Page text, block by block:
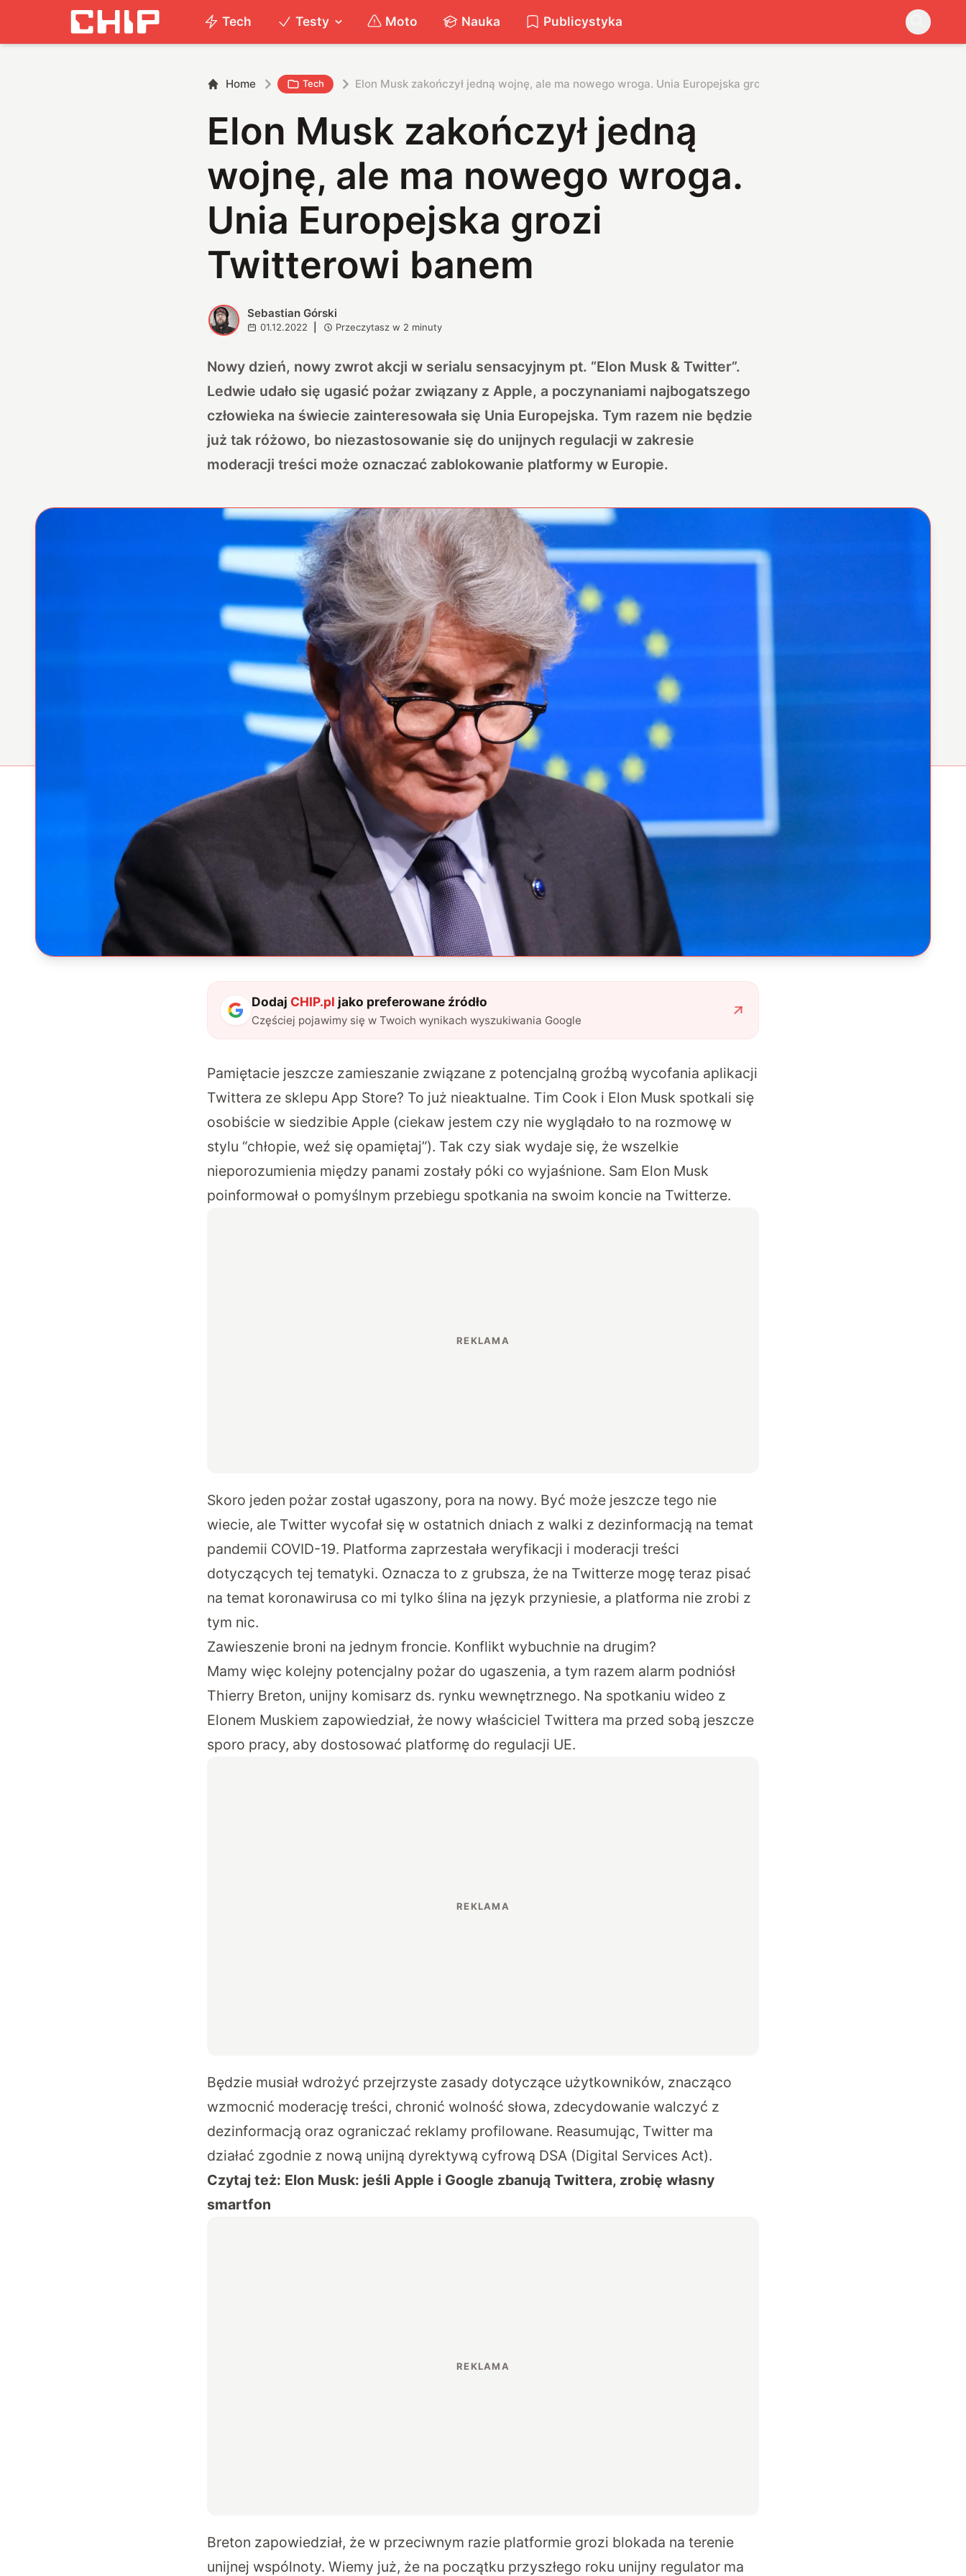
Tech Testy Moto Nauka Publicystyka
Home Tech Elon Musk zakończył jedną wojnę, ale ma nowego wroga. Unia Europejska grozi Twitterowi banem
Elon Musk zakończył jedną
wojnę, ale ma nowego wroga.
Unia Europejska grozi
Twitterowi banem
S Sebastian Górski
01.12.2022 Przeczytasz w 2 minuty
Nowy dzień, nowy zwrot akcji w serialu sensacyjnym pt. “Elon Musk & Twitter”.
Ledwie udało się ugasić pożar związany z Apple, a poczynaniami najbogatszego
człowieka na świecie zainteresowała się Unia Europejska. Tym razem nie będzie
już tak różowo, bo niezastosowanie się do unijnych regulacji w zakresie
moderacji treści może oznaczać zablokowanie platformy w Europie.
Dodaj CHIP.pl jako preferowane źródło
Częściej pojawimy się w Twoich wynikach wyszukiwania Google
Pamiętacie jeszcze zamieszanie związane z potencjalną groźbą wycofania aplikacji
Twittera ze sklepu App Store? To już nieaktualne. Tim Cook i Elon Musk spotkali się
osobiście w siedzibie Apple (ciekaw jestem czy nie wyglądało to na rozmowę w
stylu “chłopie, weź się opamiętaj”). Tak czy siak wydaje się, że wszelkie
nieporozumienia między panami zostały póki co wyjaśnione. Sam Elon Musk
poinformował o pomyślnym przebiegu spotkania na swoim koncie na Twitterze.
Skoro jeden pożar został ugaszony, pora na nowy. Być może jeszcze tego nie
wiecie, ale Twitter wycofał się w ostatnich dniach z walki z dezinformacją na temat
pandemii COVID-19. Platforma zaprzestała weryfikacji i moderacji treści
dotyczących tej tematyki. Oznacza to z grubsza, że na Twitterze mogę teraz pisać
na temat koronawirusa co mi tylko ślina na język przyniesie, a platforma nie zrobi z
tym nic.
Zawieszenie broni na jednym froncie. Konflikt wybuchnie na drugim?
Mamy więc kolejny potencjalny pożar do ugaszenia, a tym razem alarm podniósł
Thierry Breton, unijny komisarz ds. rynku wewnętrznego. Na spotkaniu wideo z
Elonem Muskiem zapowiedział, że nowy właściciel Twittera ma przed sobą jeszcze
sporo pracy, aby dostosować platformę do regulacji UE.
Będzie musiał wdrożyć przejrzyste zasady dotyczące użytkowników, znacząco
wzmocnić moderację treści, chronić wolność słowa, zdecydowanie walczyć z
dezinformacją oraz ograniczać reklamy profilowane. Reasumując, Twitter ma
działać zgodnie z nową unijną dyrektywą cyfrową DSA (Digital Services Act).
Czytaj też: Elon Musk: jeśli Apple i Google zbanują Twittera, zrobię własny
smartfon
Breton zapowiedział, że w przeciwnym razie platformie grozi blokada na terenie
unijnej wspólnoty. Wiemy już, że na początku przyszłego roku unijny regulator ma